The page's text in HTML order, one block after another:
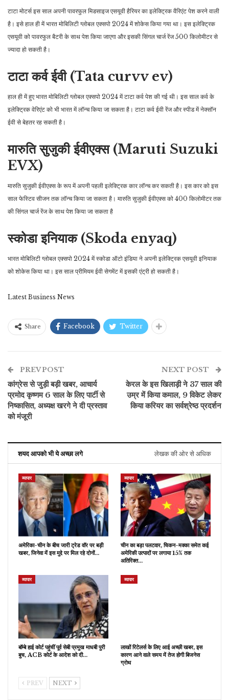
टाटा मोटर्स इस साल अपनी पावरफुल मिडसाइज एसयूवी हैरियर का इलेक्ट्रिक वैरिएंट पेश करने वाली
है। इसे हाल ही में भारत मोबिलिटी ग्लोबल एक्सपो 2024 में शोकेस किया गया था। इस इलेक्ट्रिक
एसयूवी को पावरफुल बैटरी के साथ पेश किया जाएगा और इसकी सिंगल चार्ज रेंज 500 किलोमीटर से
ज्यादा हो सकती है।
टाटा कर्व ईवी (Tata curvv ev)
हाल ही में हुए भारत मोबिलिटी ग्लोबल एक्सपो 2024 में टाटा कर्व पेश की गई थी। इस साल कर्व के
इलेक्ट्रिक वेरिएंट को भी भारत में लॉन्च किया जा सकता है। टाटा कर्व ईवी रेंज और स्पीड में नेक्सॉन
ईवी से बेहतर रह सकती है।
मारुति सुजुकी ईवीएक्स (Maruti Suzuki
EVX)
मारुति सुजुकी ईवीएक्स के रूप में अपनी पहली इलेक्ट्रिक कार लॉन्च कर सकती है। इस कार को इस
साल फेस्टिव सीजन तक लॉन्च किया जा सकता है। मारुति सुजुकी ईवीएक्स को 400 किलोमीटर तक
की सिंगल चार्ज रेंज के साथ पेश किया जा सकता है
स्कोडा इनियाक (Skoda enyaq)
भारत मोबिलिटी ग्लोबल एक्सपो 2024 में स्कोडा ऑटो इंडिया ने अपनी इलेक्ट्रिक एसयूवी इनियाक
को शोकेस किया था। इस साल प्रीमियम ईवी सेगमेंट में इसकी एंट्री हो सकती है।
Latest Business News
Share Facebook Twitter
PREV POST
कांग्रेस से जुड़ी बड़ी खबर, आचार्य
प्रमोद कृष्णम 6 साल के लिए पार्टी से
निष्कासित, अध्यक्ष खरगे ने दी प्रस्ताव
को मंजूरी
NEXT POST
केरल के इस खिलाड़ी ने 37 साल की
उम्र में किया कमाल, 9 विकेट लेकर
किया करियर का सर्वश्रेष्ठ प्रदर्शन
शयद आपको भी ये अच्छा लगे लेखक की ओर से अधिक
व्यापार
अमेरिका-चीन के बीच जारी ट्रेड वॉर पर बड़ी
खबर, जिनेवा में इस मुद्दे पर मिल रहे दोनों…
व्यापार
चीन का बड़ा पलटवार, चिकन-मक्का समेत कई
अमेरिकी उत्पादों पर लगाया 15% तक
अतिरिक्त…
व्यापार
बॉम्बे हाई कोर्ट पहुंचीं पूर्व सेबी प्रमुख माधबी पुरी
बुच, ACB कोर्ट के आदेश को दी…
व्यापार
लाखों रिटेलर्स के लिए आई अच्छी खबर, इस
कारण आने वाले समय में तेज होगी बिजनेस
ग्रोथ
PREV NEXT